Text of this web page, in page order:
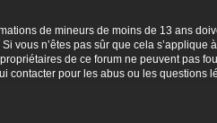
de mineurs de moins de 13 ans
vous n’êtes pas sûr que cela s’applique
de ce forum ne peuvent pas
contacter pour les abus ou les questions